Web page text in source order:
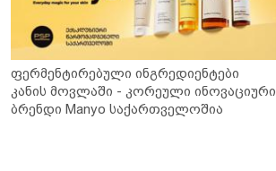
ფერმენტირებული ინგრედიენტები
კანის მოვლაში - კორეული ინოვაციური
ბრენდი Manyo საქართველოშია